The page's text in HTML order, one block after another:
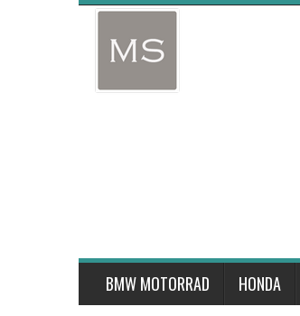
BMW MOTORRAD HONDA